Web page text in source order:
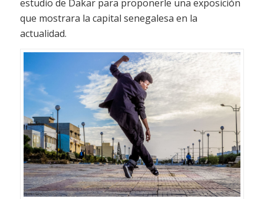
estudio de Dakar para proponerle una exposición
que mostrara la capital senegalesa en la
actualidad.